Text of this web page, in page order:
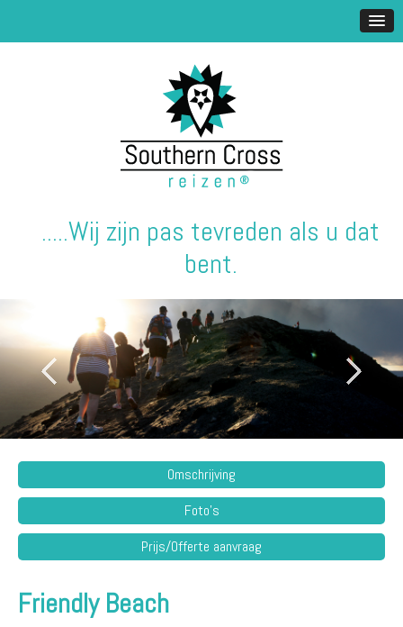
.....Wij zijn pas tevreden als u dat
bent.
Omschrijving
Foto's
Prijs/Offerte aanvraag
Friendly Beach